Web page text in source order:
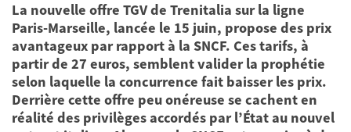
La nouvelle offre TGV de Trenitalia sur la ligne
Paris-Marseille, lancée le 15 juin, propose des prix
avantageux par rapport à la SNCF. Ces tarifs, à
partir de 27 euros, semblent valider la prophétie
selon laquelle la concurrence fait baisser les prix.
Derrière cette offre peu onéreuse se cachent en
réalité des privilèges accordés par l’État au nouvel